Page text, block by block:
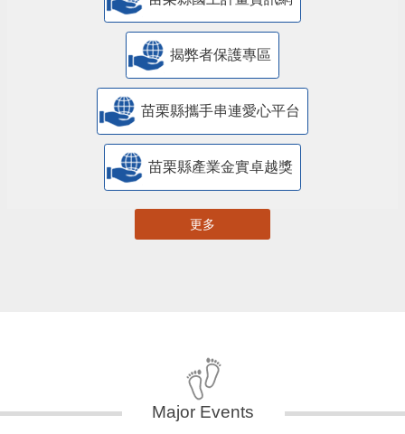
揭弊者保護專區
苗栗縣攜手串連愛心平台
苗栗縣產業金實卓越獎
更多